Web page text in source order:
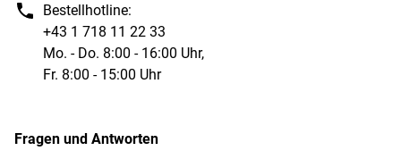
Bestellhotline:
+43 1 718 11 22 33
Mo. - Do. 8:00 - 16:00 Uhr,
Fr. 8:00 - 15:00 Uhr
Fragen und Antworten